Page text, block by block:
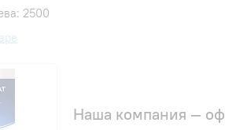
2500
Наша компания —